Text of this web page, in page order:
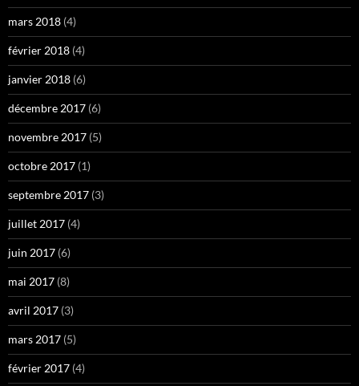
mars 2018 (4)
février 2018 (4)
janvier 2018 (6)
décembre 2017 (6)
novembre 2017 (5)
octobre 2017 (1)
septembre 2017 (3)
juillet 2017 (4)
juin 2017 (6)
mai 2017 (8)
avril 2017 (3)
mars 2017 (5)
février 2017 (4)